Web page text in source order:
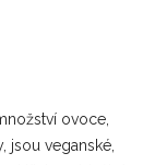
ovoce,
jsou veganské,